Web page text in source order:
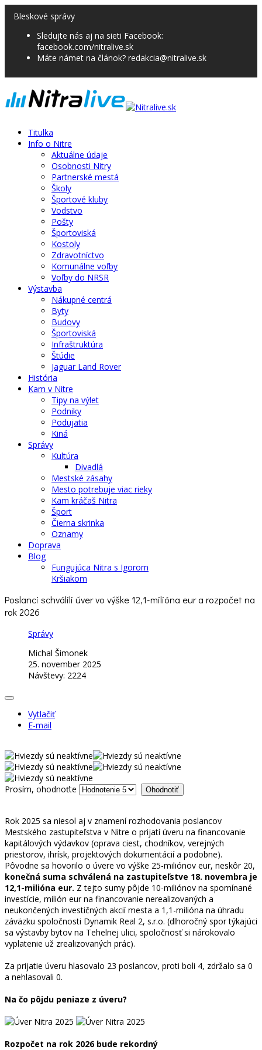
Bleskové správy
Sledujte nás aj na sieti Facebook:
facebook.com/nitralive.sk
Máte námet na článok? redakcia@nitralive.sk
Titulka
Info o Nitre
Aktuálne údaje
Osobnosti Nitry
Partnerské mestá
Školy
Športové kluby
Vodstvo
Pošty
Športoviská
Kostoly
Zdravotníctvo
Komunálne voľby
Voľby do NRSR
Výstavba
Nákupné centrá
Byty
Budovy
Športoviská
Infraštruktúra
Štúdie
Jaguar Land Rover
História
Kam v Nitre
Tipy na výlet
Podniky
Podujatia
Kiná
Správy
Kultúra
Divadlá
Mestské zásahy
Mesto potrebuje viac rieky
Kam kráčaš Nitra
Šport
Čierna skrinka
Oznamy
Doprava
Blog
Fungujúca Nitra s Igorom
Kršiakom
Poslanci schválili úver vo výške 12,1-milióna eur a rozpočet na
rok 2026
Správy
Michal Šimonek
25. november 2025
Návštevy: 2224
Vytlačiť
E-mail
Prosím, ohodnoťte
Rok 2025 sa niesol aj v znamení rozhodovania poslancov
Mestského zastupiteľstva v Nitre o prijatí úveru na financovanie
kapitálových výdavkov (oprava ciest, chodníkov, verejných
priestorov, ihrísk, projektových dokumentácií a podobne).
Pôvodne sa hovorilo o úvere vo výške 25-miliónov eur, neskôr 20,
konečná suma schválená na zastupiteľstve 18. novembra je
12,1-milióna eur. Z tejto sumy pôjde 10-miliónov na spomínané
investície, milión eur na financovanie nerealizovaných a
neukončených investičných akcií mesta a 1,1-milióna na úhradu
záväzku spoločnosti Dynamik Real 2, s.r.o. (dlhoročný spor týkajúci
sa výstavby bytov na Tehelnej ulici, spoločnosť si nárokovalo
vyplatenie už zrealizovaných prác).
Za prijatie úveru hlasovalo 23 poslancov, proti boli 4, zdržalo sa 0
a nehlasovali 0.
Na čo pôjdu peniaze z úveru?
Rozpočet na rok 2026 bude rekordný